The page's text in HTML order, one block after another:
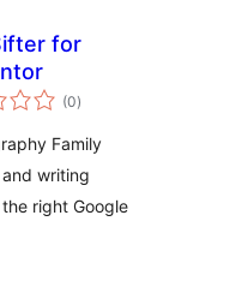
for
(0notes
en
)
Family
writing
right Google